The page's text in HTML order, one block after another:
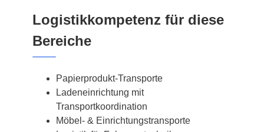
Logistikkompetenz für diese
Bereiche
Papierprodukt-Transporte
Ladeneinrichtung mit
Transportkoordination
Möbel- & Einrichtungstransporte